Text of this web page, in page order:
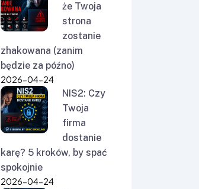
że Twoja
strona
zostanie
zhakowana (zanim
będzie za późno)
2026-04-24
NIS2: Czy
Twoja
firma
dostanie
karę? 5 kroków, by spać
spokojnie
2026-04-24